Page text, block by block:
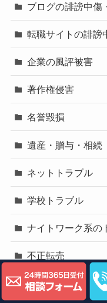
ブログの誹謗中傷
転職サイトの誹謗
企業の風評被害
著作権侵害
名誉毀損
遺産・贈与・相続
ネットトラブル
学校トラブル
ナイトワーク系の
不正転売
退去時の減額交渉